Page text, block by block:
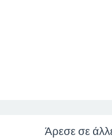
Άρεσε σε